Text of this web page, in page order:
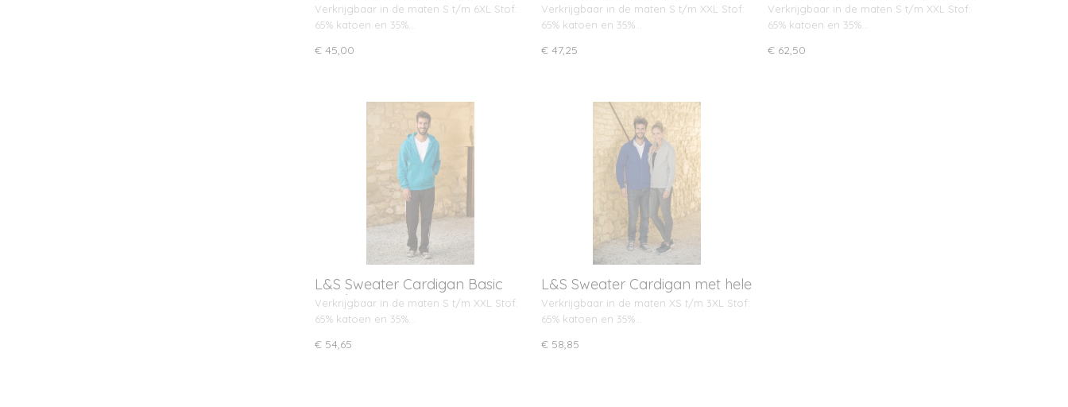
Verkrijgbaar in de maten S t/m 6XL Stof:
65% katoen en 35%…
€ 45,00
Verkrijgbaar in de maten S t/m XXL Stof:
65% katoen en 35%…
€ 47,25
Verkrijgbaar in de maten S t/m XXL Stof:
65% katoen en 35%…
€ 62,50
L&S Sweater Cardigan Basic
met kap
Verkrijgbaar in de maten S t/m XXL Stof:
65% katoen en 35%…
€ 54,65
L&S Sweater Cardigan met hele
rits
Verkrijgbaar in de maten XS t/m 3XL Stof:
65% katoen en 35%…
€ 58,85